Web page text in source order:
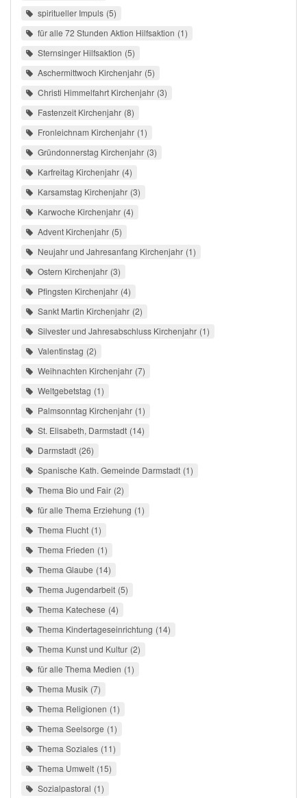
spiritueller Impuls 5
für alle 72 Stunden Aktion Hilfsaktion 1
Sternsinger Hilfsaktion 5
Aschermittwoch Kirchenjahr 5
Christi Himmelfahrt Kirchenjahr 3
Fastenzeit Kirchenjahr 8
Fronleichnam Kirchenjahr 1
Gründonnerstag Kirchenjahr 3
Karfreitag Kirchenjahr 4
Karsamstag Kirchenjahr 3
Karwoche Kirchenjahr 4
Advent Kirchenjahr 5
Neujahr und Jahresanfang Kirchenjahr 1
Ostern Kirchenjahr 3
Pfingsten Kirchenjahr 4
Sankt Martin Kirchenjahr 2
Silvester und Jahresabschluss Kirchenjahr 1
Valentinstag 2
Weihnachten Kirchenjahr 7
Weltgebetstag 1
Palmsonntag Kirchenjahr 1
St. Elisabeth, Darmstadt 14
Darmstadt 26
Spanische Kath. Gemeinde Darmstadt 1
Thema Bio und Fair 2
für alle Thema Erziehung 1
Thema Flucht 1
Thema Frieden 1
Thema Glaube 14
Thema Jugendarbeit 5
Thema Katechese 4
Thema Kindertageseinrichtung 14
Thema Kunst und Kultur 2
für alle Thema Medien 1
Thema Musik 7
Thema Religionen 1
Thema Seelsorge 1
Thema Soziales 11
Thema Umwelt 15
Sozialpastoral 1